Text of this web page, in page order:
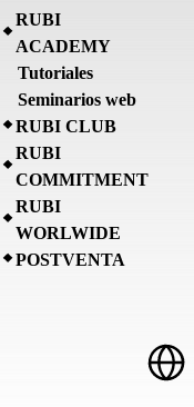
RUBI
ACADEMY
Tutoriales
Seminarios web
RUBI CLUB
RUBI
COMMITMENT
RUBI
WORLWIDE
POSTVENTA